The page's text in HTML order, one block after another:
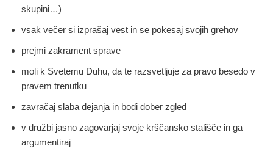
skupini…)
vsak večer si izprašaj vest in se pokesaj svojih grehov
prejmi zakrament sprave
moli k Svetemu Duhu, da te razsvetljuje za pravo besedo v
pravem trenutku
zavračaj slaba dejanja in bodi dober zgled
v družbi jasno zagovarjaj svoje krščansko stališče in ga
argumentiraj